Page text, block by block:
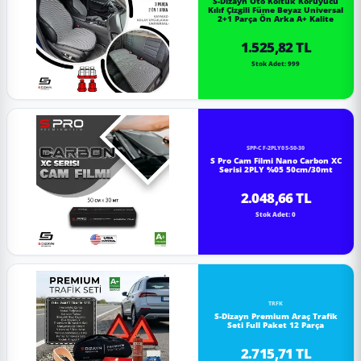
Kılıf Çizgili Füme Beyaz Universal
2+1 Parça Ön Arka A+ Kalite
1.525,82 TL
Stok Adet: 999
SPP-CF-2PLY05-50-30
S Pro Cam Filmi Nano Carbon XC
Serisi 2PLY %05 50cm/30mt
2.048,66 TL
Stok Adet: 0
TRFK
S-Dizayn Premium Araç Trafik
Seti Full Paket 12 Parça
2.715,71 TL